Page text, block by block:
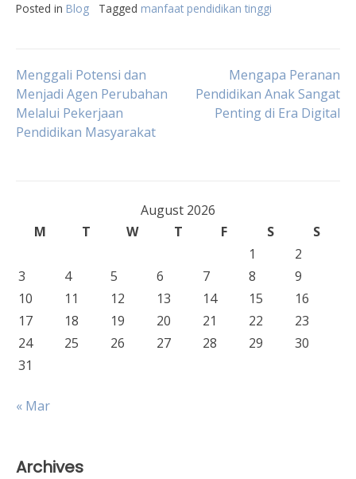
Posted in Blog Tagged manfaat pendidikan tinggi
Post
navigation
Menggali Potensi dan
Menjadi Agen Perubahan
Melalui Pekerjaan
Pendidikan Masyarakat
Mengapa Peranan
Pendidikan Anak Sangat
Penting di Era Digital
August 2026
M
T W T F S
S
1
2
3
4 5 6 7 8
9
10
11 12 13 14 15
16
17
18 19 20 21 22
23
24
25 26 27 28 29
30
31
« Mar
Archives